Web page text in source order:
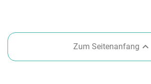
Zum Seitenanfang 